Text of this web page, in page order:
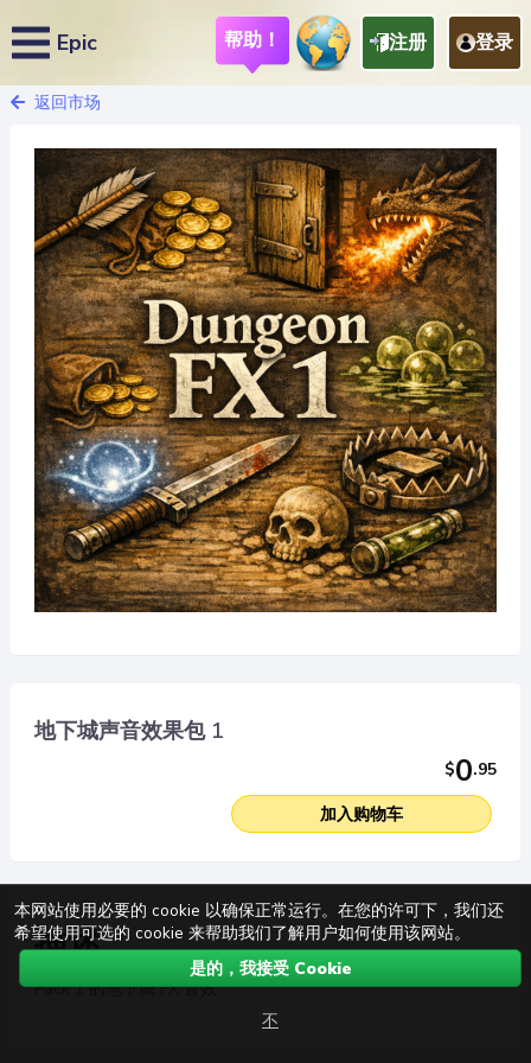
Epic 帮助！ 注册 登录
返回市场
地下城声音效果包 1
$0.95
加入购物车
描述
Pack 1 的地下城 FX 音效
本网站使用必要的 cookie 以确保正常运行。在您的许可下，我们还
希望使用可选的 cookie 来帮助我们了解用户如何使用该网站。
是的，我接受 Cookie
不